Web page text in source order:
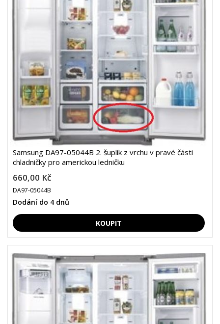
Samsung DA97-05044B 2. šuplík z vrchu v pravé části
chladničky pro americkou ledničku
660,00 Kč
DA97-05044B
Dodání do 4 dnů